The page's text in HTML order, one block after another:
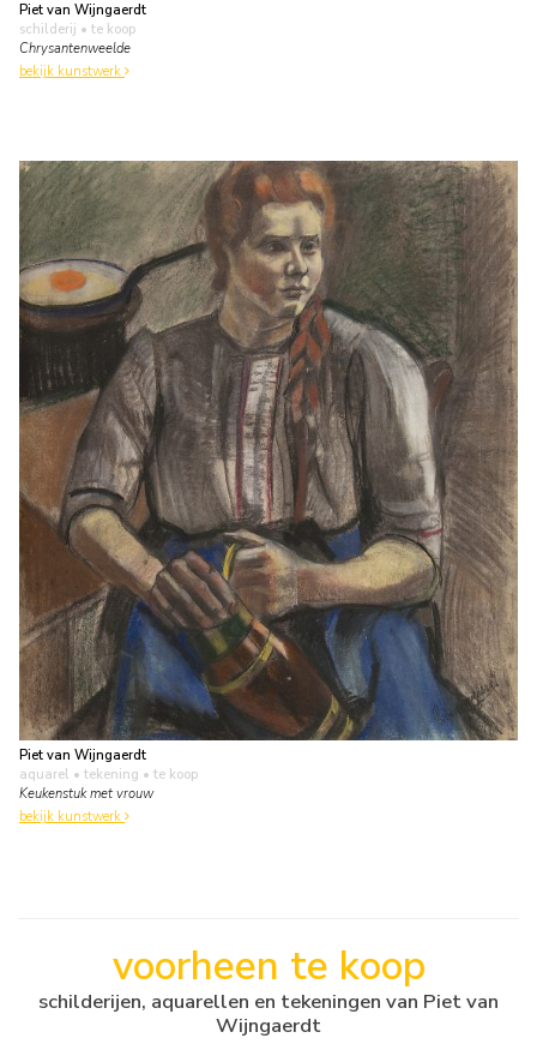
Piet van Wijngaerdt
schilderij • te koop
Chrysantenweelde
bekijk kunstwerk
Piet van Wijngaerdt
aquarel • tekening • te koop
Keukenstuk met vrouw
bekijk kunstwerk
voorheen te koop
schilderijen, aquarellen en tekeningen van Piet van
Wijngaerdt